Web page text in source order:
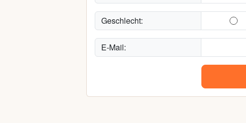
Geschlecht:
E-Mail: